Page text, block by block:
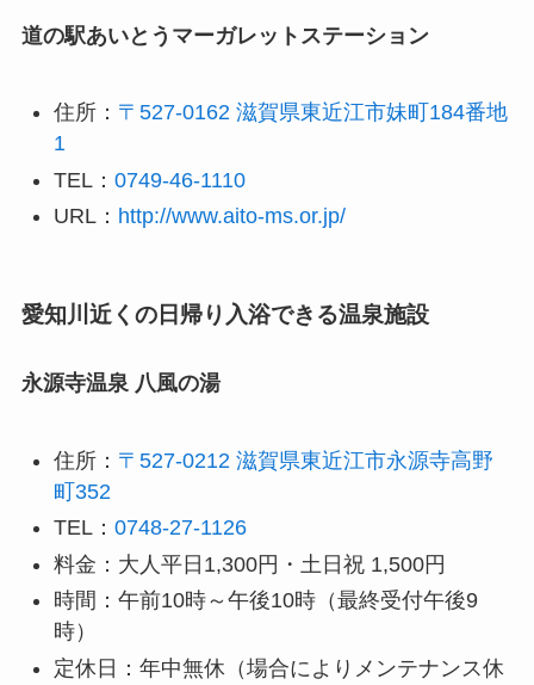
道の駅あいとうマーガレットステーション
住所： 〒527-0162 滋賀県東近江市妹町184番地
1
TEL： 0749-46-1110
URL： http://www.aito-ms.or.jp/
愛知川近くの日帰り入浴できる温泉施設
永源寺温泉 八風の湯
住所： 〒527-0212 滋賀県東近江市永源寺高野
町352
TEL： 0748-27-1126
料金：大人平日1,300円・土日祝 1,500円
時間：午前10時～午後10時（最終受付午後9
時）
定休日：年中無休（場合によりメンテナンス休